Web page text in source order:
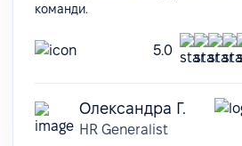
команди.
5.0
Олександра Г.
HR Generalist